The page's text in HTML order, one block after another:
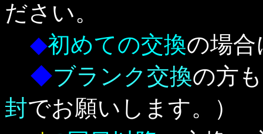
ださい。
◆初めての交換の場合
◆ブランク交換の方も
封でお願いします。）